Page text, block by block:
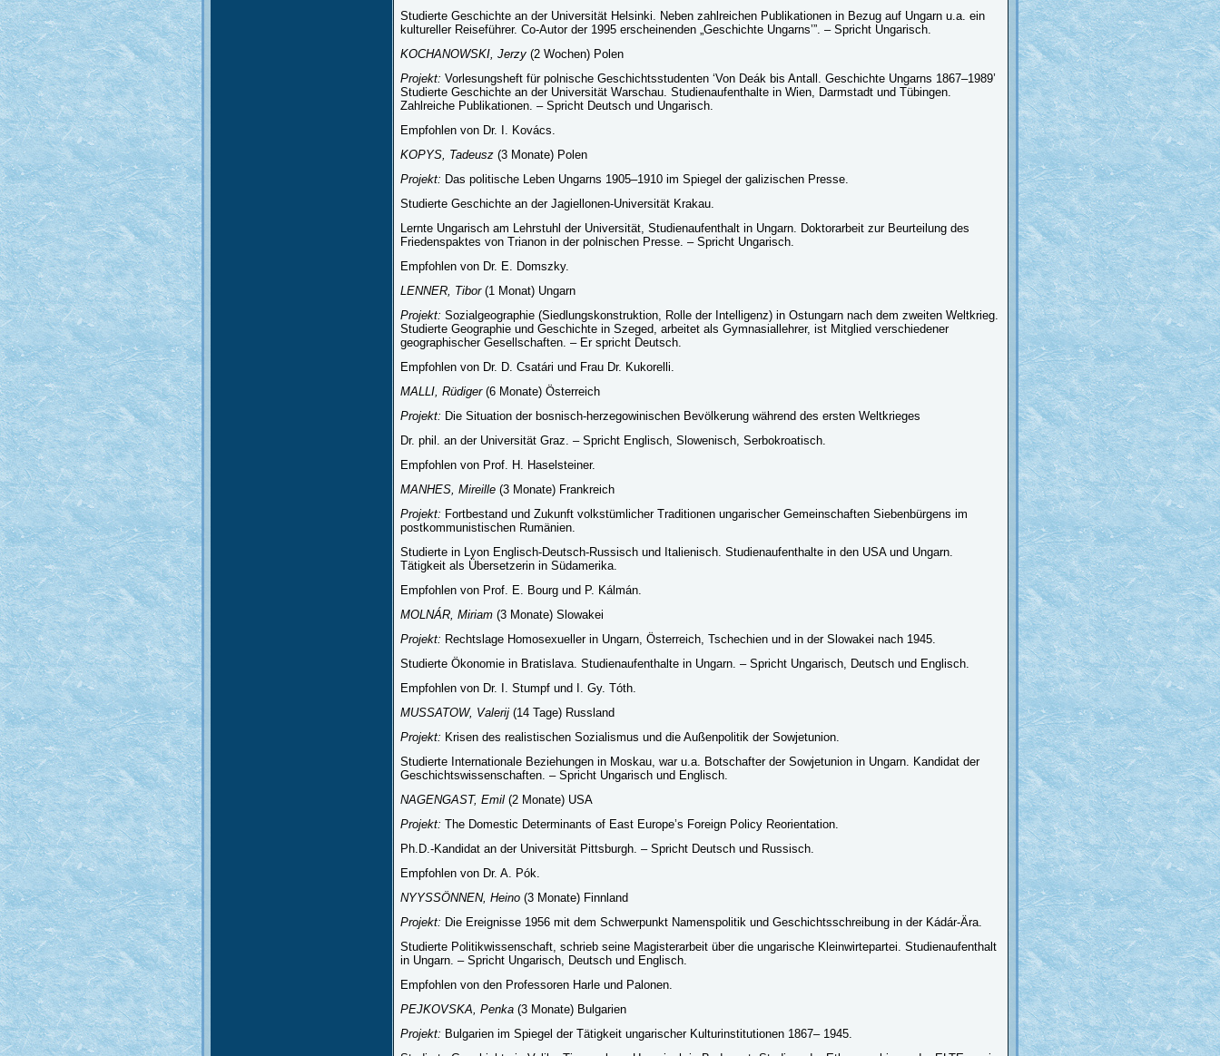
Studierte Geschichte an der Universität Helsinki. Neben zahlreichen Publikationen in Bezug auf Ungarn u.a. ein
kultureller Reiseführer. Co-Autor der 1995 erscheinenden „Geschichte Ungarns’”. – Spricht Ungarisch.
KOCHANOWSKI, Jerzy (2 Wochen) Polen
Projekt: Vorlesungsheft für polnische Geschichtsstudenten ‘Von Deák bis Antall. Geschichte Ungarns 1867–1989’
Studierte Geschichte an der Universität Warschau. Studienaufenthalte in Wien, Darmstadt und Tübingen.
Zahlreiche Publikationen. – Spricht Deutsch und Ungarisch.
Empfohlen von Dr. I. Kovács.
KOPYS, Tadeusz (3 Monate) Polen
Projekt: Das politische Leben Ungarns 1905–1910 im Spiegel der galizischen Presse.
Studierte Geschichte an der Jagiellonen-Universität Krakau.
Lernte Ungarisch am Lehrstuhl der Universität, Studienaufenthalt in Ungarn. Doktorarbeit zur Beurteilung des
Friedenspaktes von Trianon in der polnischen Presse. – Spricht Ungarisch.
Empfohlen von Dr. E. Domszky.
LENNER, Tibor(1 Monat) Ungarn
Projekt: Sozialgeographie (Siedlungskonstruktion, Rolle der Intelligenz) in Ostungarn nach dem zweiten Weltkrieg.
Studierte Geographie und Geschichte in Szeged, arbeitet als Gymnasiallehrer, ist Mitglied verschiedener
geographischer Gesellschaften. – Er spricht Deutsch.
Empfohlen von Dr. D. Csatári und Frau Dr. Kukorelli.
MALLI, Rüdiger(6 Monate) Österreich
Projekt: Die Situation der bosnisch-herzegowinischen Bevölkerung während des ersten Weltkrieges
Dr. phil. an der Universität Graz. – Spricht Englisch, Slowenisch, Serbokroatisch.
Empfohlen von Prof. H. Haselsteiner.
MANHES, Mireille (3 Monate) Frankreich
Projekt: Fortbestand und Zukunft volkstümlicher Traditionen ungarischer Gemeinschaften Siebenbürgens im
postkommunistischen Rumänien.
Studierte in Lyon Englisch-Deutsch-Russisch und Italienisch. Studienaufenthalte in den USA und Ungarn.
Tätigkeit als Übersetzerin in Südamerika.
Empfohlen von Prof. E. Bourg und P. Kálmán.
MOLNÁR, Miriam (3 Monate) Slowakei
Projekt: Rechtslage Homosexueller in Ungarn, Österreich, Tschechien und in der Slowakei nach 1945.
Studierte Ökonomie in Bratislava. Studienaufenthalte in Ungarn. – Spricht Ungarisch, Deutsch und Englisch.
Empfohlen von Dr. I. Stumpf und I. Gy. Tóth.
MUSSATOW, Valerij (14 Tage) Russland
Projekt: Krisen des realistischen Sozialismus und die Außenpolitik der Sowjetunion.
Studierte Internationale Beziehungen in Moskau, war u.a. Botschafter der Sowjetunion in Ungarn. Kandidat der
Geschichtswissenschaften. – Spricht Ungarisch und Englisch.
NAGENGAST, Emil (2 Monate) USA
Projekt: The Domestic Determinants of East Europe’s Foreign Policy Reorientation.
Ph.D.-Kandidat an der Universität Pittsburgh. – Spricht Deutsch und Russisch.
Empfohlen von Dr. A. Pók.
NYYSSÖNNEN, Heino (3 Monate) Finnland
Projekt: Die Ereignisse 1956 mit dem Schwerpunkt Namenspolitik und Geschichtsschreibung in der Kádár-Ära.
Studierte Politikwissenschaft, schrieb seine Magisterarbeit über die ungarische Kleinwirtepartei. Studienaufenthalt
in Ungarn. – Spricht Ungarisch, Deutsch und Englisch.
Empfohlen von den Professoren Harle und Palonen.
PEJKOVSKA, Penka (3 Monate) Bulgarien
Projekt: Bulgarien im Spiegel der Tätigkeit ungarischer Kulturinstitutionen 1867– 1945.